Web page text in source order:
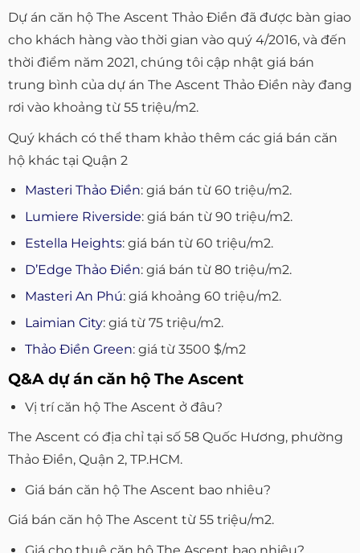
Dự án căn hộ The Ascent Thảo Điền đã được bàn giao
cho khách hàng vào thời gian vào quý 4/2016, và đến
thời điểm năm 2021, chúng tôi cập nhật giá bán
trung bình của dự án The Ascent Thảo Điền này đang
rơi vào khoảng từ 55 triệu/m2.
Quý khách có thể tham khảo thêm các giá bán căn
hộ khác tại Quận 2
Masteri Thảo Điền: giá bán từ 60 triệu/m2.
Lumiere Riverside: giá bán từ 90 triệu/m2.
Estella Heights: giá bán từ 60 triệu/m2.
D’Edge Thảo Điền: giá bán từ 80 triệu/m2.
Masteri An Phú: giá khoảng 60 triệu/m2.
Laimian City: giá từ 75 triệu/m2.
Thảo Điền Green: giá từ 3500 $/m2
Q&A dự án căn hộ The Ascent
Vị trí căn hộ The Ascent ở đâu?
The Ascent có địa chỉ tại số 58 Quốc Hương, phường
Thảo Điền, Quận 2, TP.HCM.
Giá bán căn hộ The Ascent bao nhiêu?
Giá bán căn hộ The Ascent từ 55 triệu/m2.